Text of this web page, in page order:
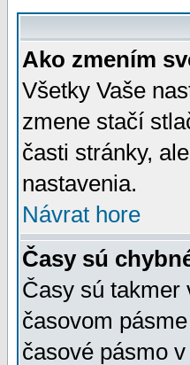
Ako zmením
Všetky Vaše
zmene stačí
časti stránky,
nastavenia.
Návrat hore
Časy sú
Časy sú takmer
časovom
časové pásmo